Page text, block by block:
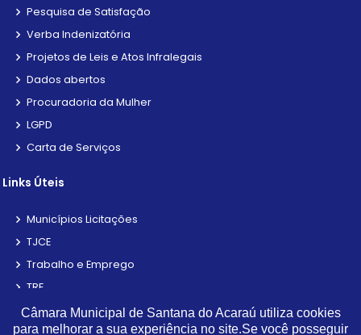
Pesquisa de Satisfação
Verba Indenizatória
Projetos de Leis e Atos Infralegais
Dados abertos
Procuradoria da Mulher
LGPD
Carta de Serviços
Links Úteis
Municípios Licitações
TJCE
Trabalho e Emprego
TRE
TCE
Câmara Municipal de Santana do Acaraú utiliza cookies
para melhorar a sua experiência no site.Se você posseguir